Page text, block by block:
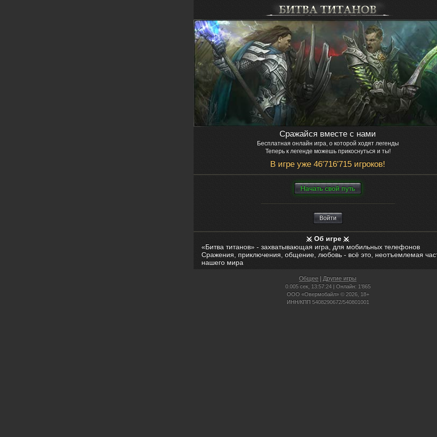
Сражайся вместе с нами
Бесплатная онлайн игра, о которой ходят легенды
Теперь к легенде можешь прикоснуться и ты!
В игре уже 46'716'715 игроков!
Нaчaть свой путь
Войти
Об игре
«Битва титанов» - захватывающая игра, для мобильных телефонов
Сражения, приключения, общение, любовь - всё это, неотъемлемая
нашего мира
Общее Другие игры
0.005 сек, 13:57:24 | Онлайн: 1'865
ООО «Овермобайл» © 2026, 18+
ИНН/КПП 5408290672/540801001